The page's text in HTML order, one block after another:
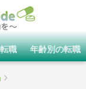
職 年齢別の転職